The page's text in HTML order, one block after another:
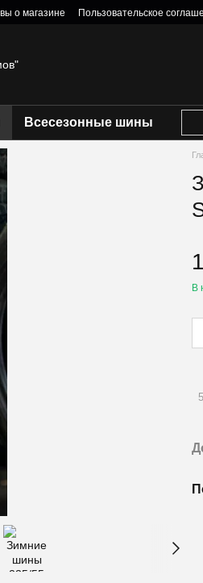
о магазине
Пользовательское
Всесезонные шины
В